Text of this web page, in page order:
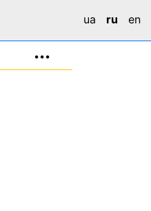
ua ru en
•••